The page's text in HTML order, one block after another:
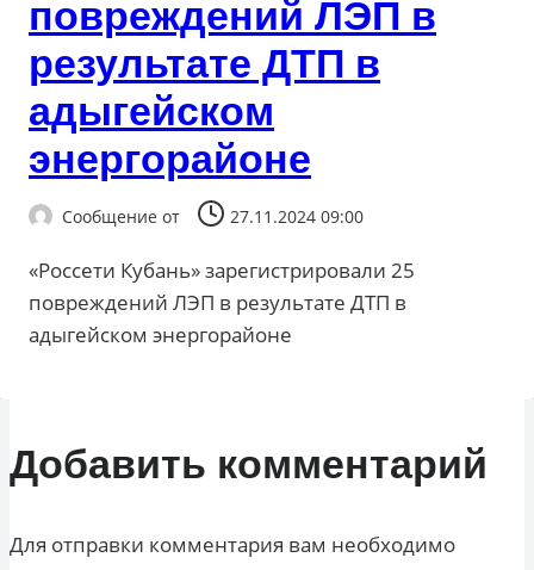
повреждений ЛЭП в
результате ДТП в
адыгейском
энергорайоне
Сообщение от 27.11.2024 09:00
«Россети Кубань» зарегистрировали 25
повреждений ЛЭП в результате ДТП в
адыгейском энергорайоне
Добавить комментарий
Для отправки комментария вам необходимо